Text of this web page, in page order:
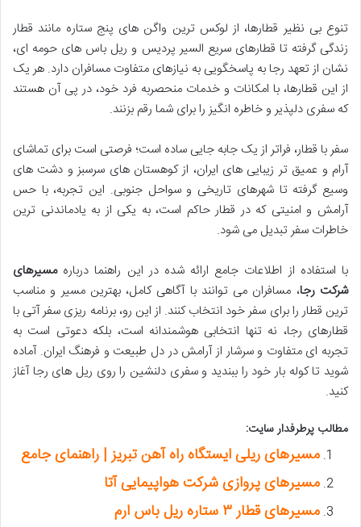
تنوع بی نظیر قطارها، از لوکس ترین واگن های پنج ستاره مانند قطار
زندگی گرفته تا قطارهای سریع السیر پردیس و ریل باس های حومه ای،
نشان از تعهد رجا به پاسخگویی به نیازهای متفاوت مسافران دارد. هر یک
از این قطارها، با امکانات و خدمات منحصربه فرد خود، در پی آن هستند
که سفری دلپذیر و خاطره انگیز را برای شما رقم بزنند.
سفر با قطار، فراتر از یک جابه جایی ساده است؛ فرصتی است برای تماشای
آرام و عمیق تر زیبایی های ایران، از کوهستان های سرسبز و دشت های
وسیع گرفته تا شهرهای تاریخی و سواحل جنوبی. این تجربه، با حس
آرامش و امنیتی که در قطار حاکم است، به یکی از به یادماندنی ترین
خاطرات سفر تبدیل می شود.
با استفاده از اطلاعات جامع ارائه شده در این راهنما دربارهمسیرهای
شرکت رجا، مسافران می توانند با آگاهی کامل، بهترین مسیر و مناسب
ترین قطار را برای سفر خود انتخاب کنند. از این رو، برنامه ریزی سفر آتی با
قطارهای رجا، نه تنها انتخابی هوشمندانه است، بلکه دعوتی است به
تجربه ای متفاوت و سرشار از آرامش در دل طبیعت و فرهنگ ایران. آماده
شوید تا کوله بار خود را ببندید و سفری دلنشین را روی ریل های رجا آغاز
کنید.
مطالب پرطرفدار سایت:
مسیرهای ریلی ایستگاه راه آهن تبریز | راهنمای جامع
مسیرهای پروازی شرکت هواپیمایی آتا
مسیرهای قطار ۳ ستاره ریل باس ارم